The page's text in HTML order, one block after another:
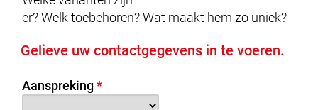
er? Welk toebehoren? Wat maakt hem zo uniek?
Gelieve uw contactgegevens in te voeren.
Aanspreking